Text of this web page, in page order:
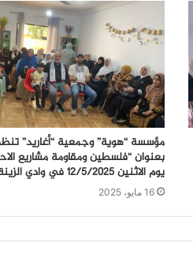
مؤسسة “هوية” وجمعية “أغاريد”
بعنوان “فلسطين ومقاومة مشاريع
يوم الاثنين 12/5/2025 في وادي الزينة.
16 مايو، 2025